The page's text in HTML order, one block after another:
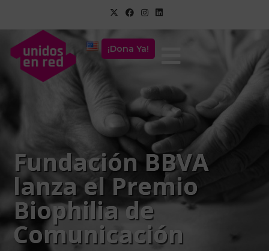
¡Dona Ya!
Fundación BBVA
lanza el Premio
Biophilia de
Comunicación